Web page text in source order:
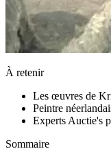
À retenir
Les œuvres de
Peintre
Experts Auctie's
Sommaire